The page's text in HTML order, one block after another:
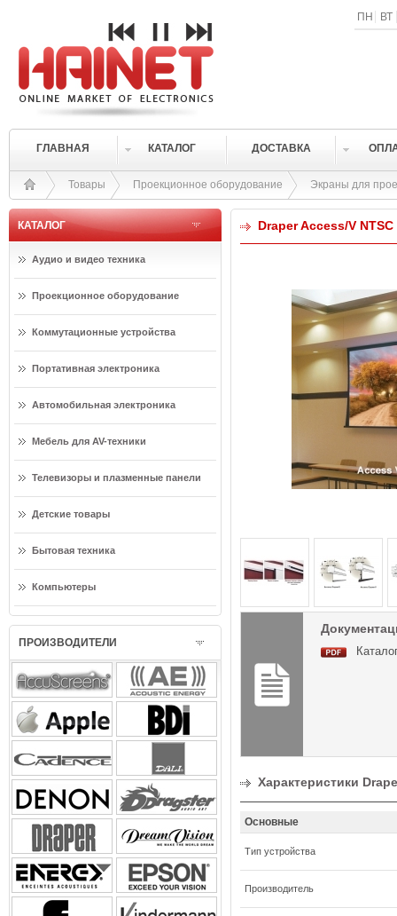
ПН ВТ
ГЛАВНАЯ КАТАЛОГ ДОСТАВКА
Товары Проекционное оборудование Экраны для
КАТАЛОГ
Аудио и видео техника
Проекционное оборудование
Коммутационные устройства
Портативная электроника
Автомобильная электроника
Мебель для AV-техники
Телевизоры и плазменные панели
Детские товары
Бытовая техника
Компьютеры
ПРОИЗВОДИТЕЛИ
Draper Access/V
Характеристики
Основные
Тип устройства
Производитель